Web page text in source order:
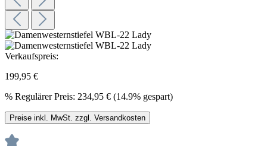
Verkaufspreis:
199,95 €
% Regulärer Preis: 234,95 € (14.9% gespart)
Preise inkl. MwSt. zzgl. Versandkosten